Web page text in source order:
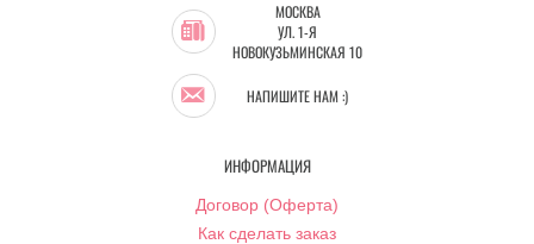
МОСКВА
УЛ. 1-Я
НОВОКУЗЬМИНСКАЯ 10
НАПИШИТЕ НАМ :)
ИНФОРМАЦИЯ
Договор (Оферта)
Как сделать заказ